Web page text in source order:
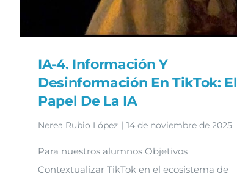
IA-4. Información Y
Desinformación En TikTok: El
Papel De La IA
Nerea Rubio López | 14 de noviembre de 2025
Para nuestros alumnos Objetivos
Contextualizar TikTok en el ecosistema de